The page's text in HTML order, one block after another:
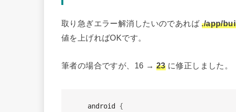
取り急ぎエラー解消したいのであれば ./app/
値を上げればOKです。
筆者の場合ですが、16 → 23に修正しました。
android {